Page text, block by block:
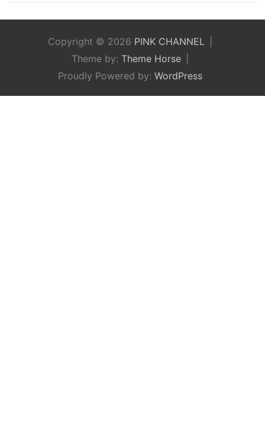
Copyright © 2026 PINK CHANNEL
Theme by: Theme Horse
Proudly Powered by: WordPress